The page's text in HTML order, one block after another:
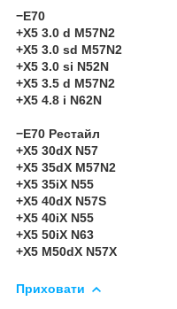
−E70
+X5 3.0 d M57N2
+X5 3.0 sd M57N2
+X5 3.0 si N52N
+X5 3.5 d M57N2
+X5 4.8 i N62N
−E70 Рестайл
+X5 30dX N57
+X5 35dX M57N2
+X5 35iX N55
+X5 40dX N57S
+X5 40iX N55
+X5 50iX N63
+X5 M50dX N57X
Приховати